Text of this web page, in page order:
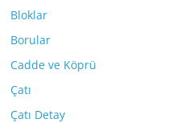
Bloklar
Borular
Cadde ve Köprü
Çatı
Çatı Detay